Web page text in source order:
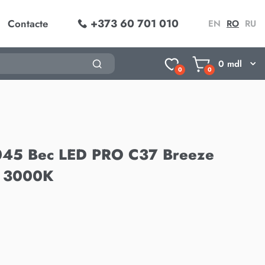
Contacte +373 60 701 010 EN RO RU
0 0 0 mdl
Bec LED PRO C37 Breeze
3000K